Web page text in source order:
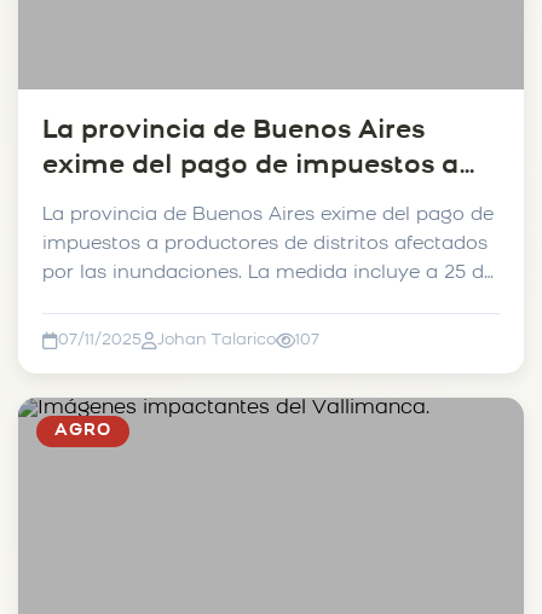
La provincia de Buenos Aires
exime del pago de impuestos a
productores de distritos afectados
por las inundaciones. La medida
incluye a 25 de Mayo.
La provincia de Buenos Aires exime del pago de
impuestos a productores de distritos afectados
por las inundaciones. La medida incluye a 25 de
07/11/2025 Johan Talarico 107
AGRO